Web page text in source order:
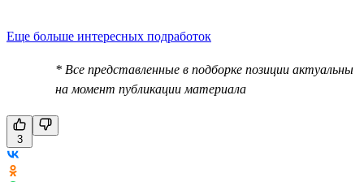
Еще больше интересных подработок
* Все представленные в подборке позиции актуальны
на момент публикации материала
3